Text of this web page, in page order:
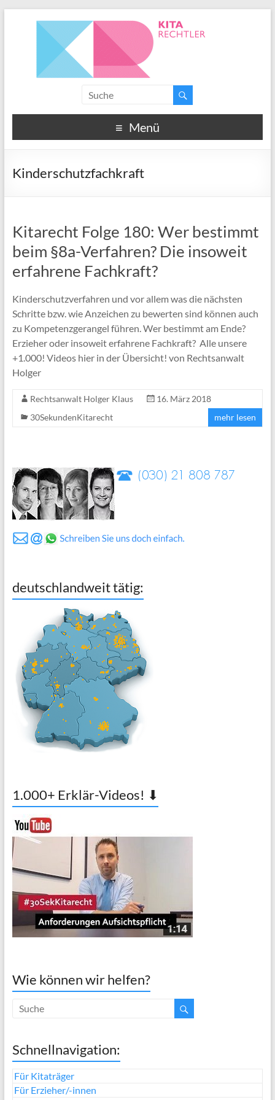
Menü
Kinderschutzfachkraft
Kitarecht Folge 180: Wer bestimmt
beim §8a-Verfahren? Die insoweit
erfahrene Fachkraft?
Kinderschutzverfahren und vor allem was die nächsten
Schritte bzw. wie Anzeichen zu bewerten sind können auch
zu Kompetenzgerangel führen. Wer bestimmt am Ende?
Erzieher oder insoweit erfahrene Fachkraft? Alle unsere
+1.000! Videos hier in der Übersicht! von Rechtsanwalt
Holger
Rechtsanwalt Holger Klaus
16. März 2018
30SekundenKitarecht
mehr lesen
deutschlandweit tätig:
1.000+ Erklär-Videos! ⬇
Wie können wir helfen?
Schnellnavigation:
Für Kitaträger
Für Erzieher/-innen